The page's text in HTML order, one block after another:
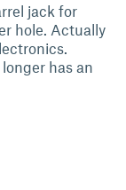
jack for
hole. Actually
has an